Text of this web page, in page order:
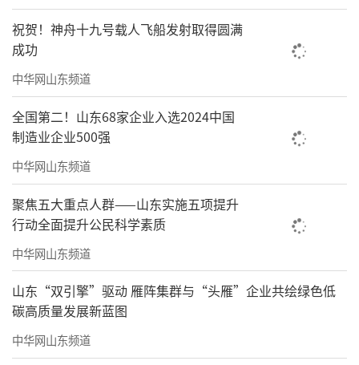
近日，海尔冰箱泰国工厂迎来两项具有里
程碑意义的突破：不仅第1200万台冰箱下线，
同时，泰国工厂生产的520升T门冰水大冰箱也
实现首台下线。
此次首发的520升T门冰箱，堪称海尔“全
球化研发+本土化洞察”的典范：其搭载的Sma
rt Ice智慧制冰功能，不仅可以预约制冰，还有
缺水提醒和静眠模式；而Magic Pitcher多场景
祝贺！神舟十九号载人飞船发射取得圆满
成功
中华网山东频道
全国第二！山东68家企业入选2024中国
制造业企业500强
中华网山东频道
聚焦五大重点人群——山东实施五项提升
行动全面提升公民科学素质
中华网山东频道
山东“双引擎”驱动 雁阵集群与“头雁”企业共绘绿色低
碳高质量发展新蓝图
中华网山东频道